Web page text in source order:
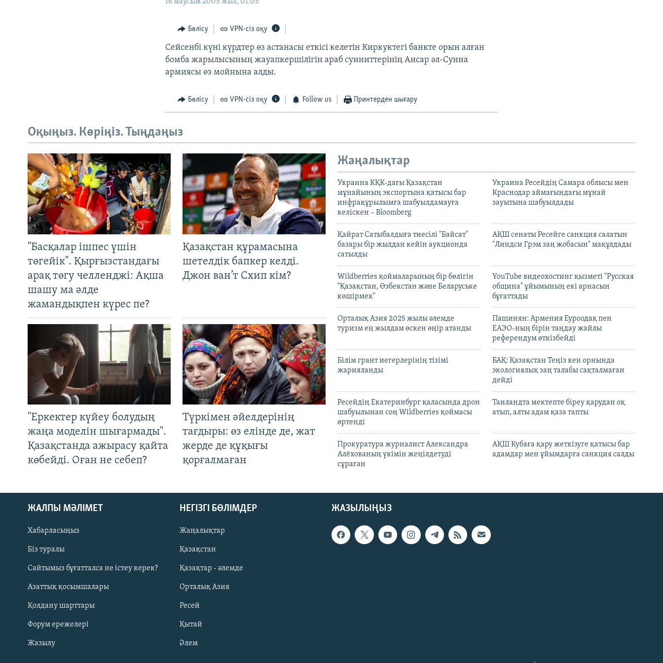
Русский
ЖАЗЫЛЫҢЫЗ
Бөлісу VPN-сіз оқу
Сейсенбі күні күрдтер өз астанасы еткісі келетін Киркуктегі банкте орын алған
бомба жарылысының жауапкершілігін араб сунниттерінің Ансар әл-Сунна
армиясы өз мойнына алды.
Бөлісу VPN-сіз оқу Follow us Принтерден шығару
Оқыңыз. Көріңіз. Тыңдаңыз
"Басқалар ішпес үшін
төгейік". Қырғызстандағы
арақ төгу челленджі: Ақша
шашу ма әлде
жамандықпен күрес пе?
Қазақстан құрамасына
шетелдік бапкер келді.
Джон ван’т Схип кім?
"Еркектер күйеу болудың
жаңа моделін шығармады".
Қазақстанда ажырасу қайта
көбейді. Оған не себеп?
Түркімен әйелдерінің
тағдыры: өз елінде де, жат
жерде де құқығы
қорғалмаған
Жаңалықтар
Украина КҚК-дағы Қазақстан
мұнайының экспортына қатысы бар
инфрақұрылымға шабуылдамауға
келіскен – Bloomberg
Украина Ресейдің Самара облысы мен
Краснодар аймағындағы мұнай
зауытына шабуылдады
Қайрат Сатыбалдыға тиесілі "Байсат"
базары бір жылдан кейін аукционда
сатылды
АҚШ сенаты Ресейге санкция салатын
"Линдси Грэм заң жобасын" мақұлдады
Wildberries қоймаларының бір бөлігін
"Қазақстан, Өзбекстан және Беларуське
көшірмек"
YouTube видеохостинг қызметі "Русская
община" ұйымының екі арнасын
бұғаттады
Орталық Азия 2025 жылы әлемде
туризм ең жылдам өскен өңір атанды
Пашинян: Армения Еуроодақ пен
ЕАЭО-ның бірін таңдау жайлы
референдум өткізбейді
Білім грант иегерлерінің тізімі
жарияланды
БАҚ: Қазақстан Теңіз кен орнында
экологиялық заң талабы сақталмаған
дейді
Ресейдің Екатеринбург қаласында дрон
шабуылынан соң Wildberries қоймасы
өртенді
Таиландта мектепте біреу қарудан оқ
атып, алты адам қаза тапты
Прокуратура журналист Александра
Алёхованың үкімін жеңілдетуді
сұраған
АҚШ Кубаға қару жеткізуге қатысы бар
адамдар мен ұйымдарға санкция салды
ЖАЗЫЛЫҢЫЗ
ЖАЛПЫ МӘЛІМЕТ
Хабарласыңыз
Біз туралы
Сайтымыз бұғатталса не істеу керек?
Азаттық қосымшалары
Қолдану шарттары
Форум ережелері
Жазылу
НЕГІЗГІ БӨЛІМДЕР
Жаңалықтар
Қазақстан
Қазақтар - әлемде
Орталық Азия
Ресей
Қытай
Әлем